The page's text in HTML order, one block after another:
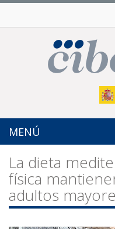
MENÚ
La dieta
física
adultos